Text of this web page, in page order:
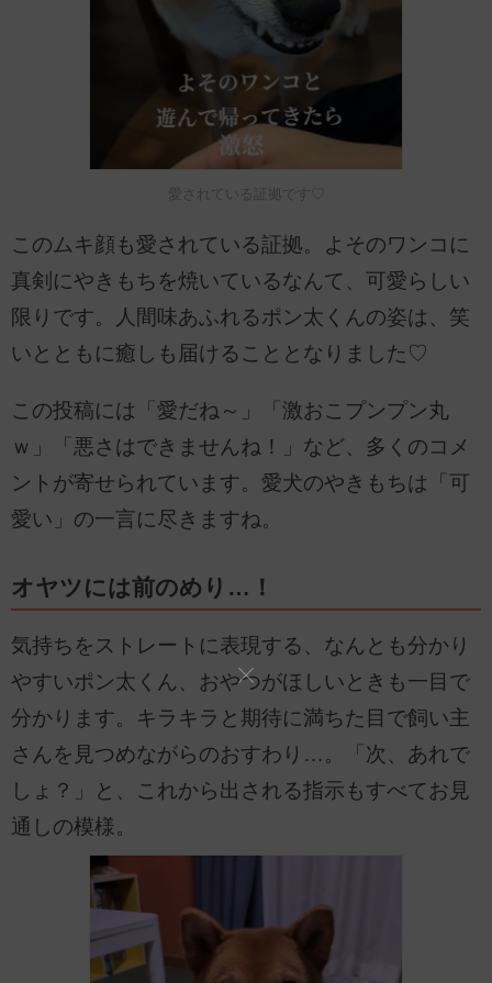
愛されている証拠です♡
このムキ顔も愛されている証拠。よそのワンコに
真剣にやきもちを焼いているなんて、可愛らしい
限りです。人間味あふれるポン太くんの姿は、笑
いとともに癒しも届けることとなりました♡
この投稿には「愛だね～」「激おこプンプン丸
ｗ」「悪さはできませんね！」など、多くのコメ
ントが寄せられています。愛犬のやきもちは「可
愛い」の一言に尽きますね。
オヤツには前のめり…！
気持ちをストレートに表現する、なんとも分かり
やすいポン太くん、おやつがほしいときも一目で
分かります。キラキラと期待に満ちた目で飼い主
さんを見つめながらのおすわり…。「次、あれで
しょ？」と、これから出される指示もすべてお見
通しの模様。